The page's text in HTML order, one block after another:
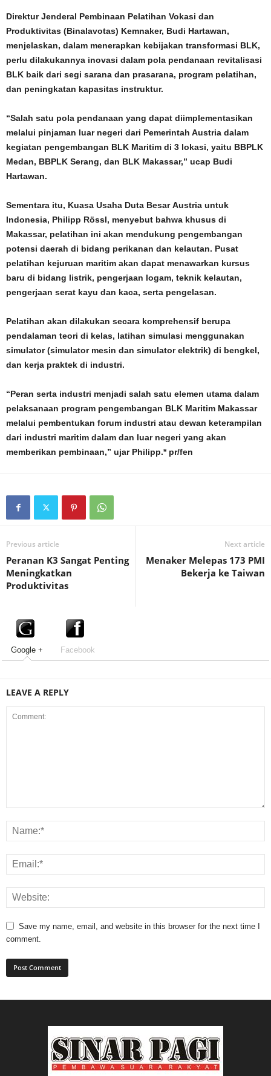
Direktur Jenderal Pembinaan Pelatihan Vokasi dan
Produktivitas (Binalavotas) Kemnaker, Budi Hartawan,
menjelaskan, dalam menerapkan kebijakan transformasi BLK,
perlu dilakukannya inovasi dalam pola pendanaan revitalisasi
BLK baik dari segi sarana dan prasarana, program pelatihan,
dan peningkatan kapasitas instruktur.
“Salah satu pola pendanaan yang dapat diimplementasikan
melalui pinjaman luar negeri dari Pemerintah Austria dalam
kegiatan pengembangan BLK Maritim di 3 lokasi, yaitu BBPLK
Medan, BBPLK Serang, dan BLK Makassar,” ucap Budi
Hartawan.
Sementara itu, Kuasa Usaha Duta Besar Austria untuk
Indonesia, Philipp Rössl, menyebut bahwa khusus di
Makassar, pelatihan ini akan mendukung pengembangan
potensi daerah di bidang perikanan dan kelautan. Pusat
pelatihan kejuruan maritim akan dapat menawarkan kursus
baru di bidang listrik, pengerjaan logam, teknik kelautan,
pengerjaan serat kayu dan kaca, serta pengelasan.
Pelatihan akan dilakukan secara komprehensif berupa
pendalaman teori di kelas, latihan simulasi menggunakan
simulator (simulator mesin dan simulator elektrik) di bengkel,
dan kerja praktek di industri.
“Peran serta industri menjadi salah satu elemen utama dalam
pelaksanaan program pengembangan BLK Maritim Makassar
melalui pembentukan forum industri atau dewan keterampilan
dari industri maritim dalam dan luar negeri yang akan
memberikan pembinaan,” ujar Philipp.* pr/fen
Previous article
Peranan K3 Sangat Penting
Meningkatkan
Produktivitas
Next article
Menaker Melepas 173 PMI
Bekerja ke Taiwan
Google + Facebook
LEAVE A REPLY
Save my name, email, and website in this browser for the next time I
comment.